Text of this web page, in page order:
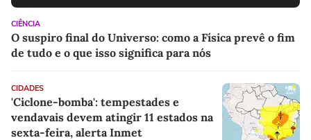
CIÊNCIA
O suspiro final do Universo: como a Física prevê o fim
de tudo e o que isso significa para nós
CIDADES
'Ciclone-bomba': tempestades e
vendavais devem atingir 11 estados na
sexta-feira, alerta Inmet